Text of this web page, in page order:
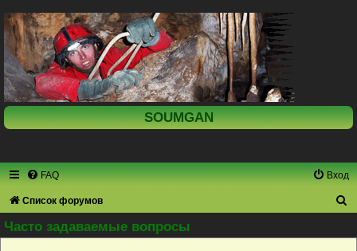
SOUMGAN
FAQ Вход
Список форумов
и
Часто задаваемые вопросы